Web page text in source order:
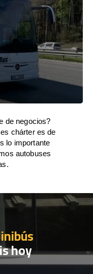
de negocios?
chárter es de
lo importante
autobuses
hoy